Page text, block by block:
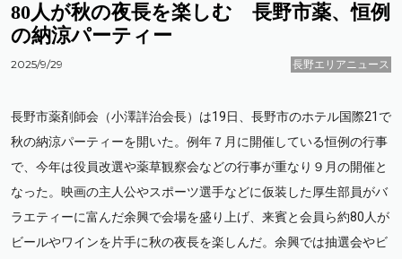
80人が秋の夜長を楽しむ 長野市薬、恒例
の納涼パーティー
2025/9/29 長野エリアニュース
長野市薬剤師会（小澤詳治会長）は19日、長野市のホテル国際21で
秋の納涼パーティーを開いた。例年７月に開催している恒例の行事
で、今年は役員改選や薬草観察会などの行事が重なり９月の開催と
なった。映画の主人公やスポーツ選手などに仮装した厚生部員がバ
ラエティーに富んだ余興で会場を盛り上げ、来賓と会員ら約80人が
ビールやワインを片手に秋の夜長を楽しんだ。余興では抽選会やビ